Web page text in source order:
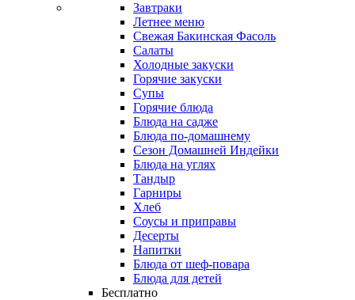
Завтраки
Летнее меню
Свежая Бакинская Фасоль
Салаты
Холодные закуски
Горячие закуски
Супы
Горячие блюда
Блюда на садже
Блюда по-домашнему
Сезон Домашней Индейки
Блюда на углях
Тандыр
Гарниры
Хлеб
Соусы и приправы
Десерты
Напитки
Блюда от шеф-повара
Блюда для детей
Бесплатно